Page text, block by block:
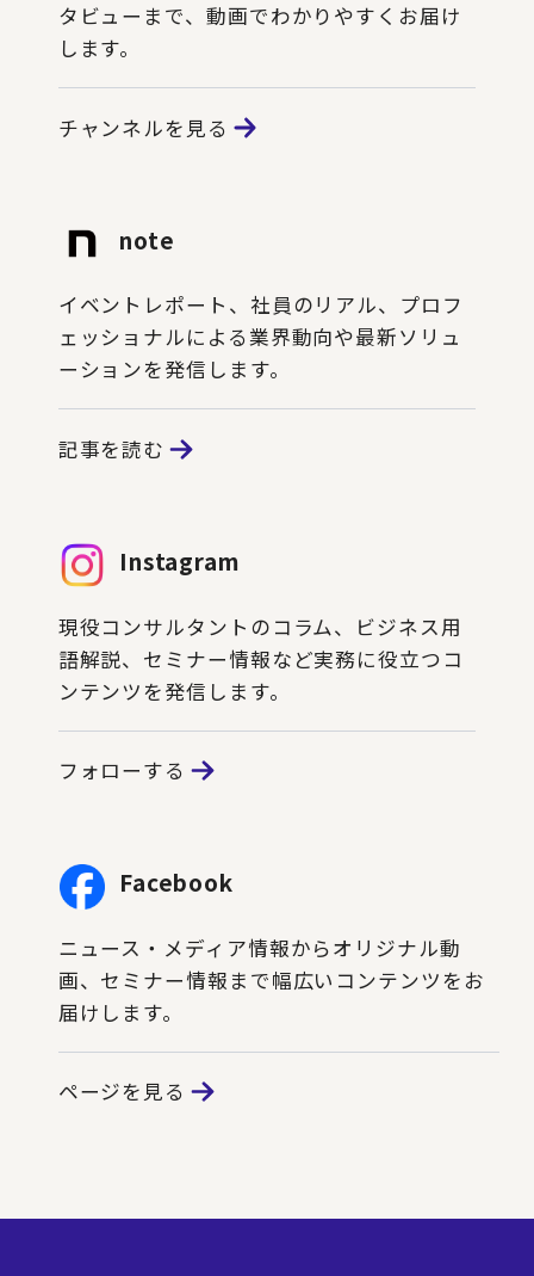
タビューまで、動画でわかりやすくお届け
します。
チャンネルを見る
note
イベントレポート、社員のリアル、プロフ
ェッショナルによる業界動向や最新ソリュ
ーションを発信します。
記事を読む
Instagram
現役コンサルタントのコラム、ビジネス用
語解説、セミナー情報など実務に役立つコ
ンテンツを発信します。
フォローする
Facebook
ニュース・メディア情報からオリジナル動
画、セミナー情報まで幅広いコンテンツをお
届けします。
ページを見る